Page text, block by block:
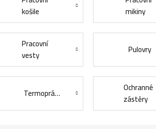
košile
mikiny
Pracovní
vesty
Pulovry
Termoprádlo
Ochranné
zástěry